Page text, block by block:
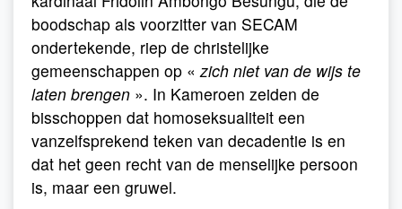
boodschap als voorzitter van SECAM
ondertekende, riep de christelijke
gemeenschappen op «zich niet van de wijs te
laten brengen ». In Kameroen zeiden de
bisschoppen dat homoseksualiteit een
vanzelfsprekend teken van decadentie is en
dat het geen recht van de menselijke persoon
is, maar een gruwel.